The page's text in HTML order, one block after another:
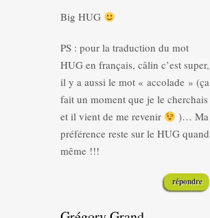
Big HUG
PS : pour la traduction du mot
HUG en français, câlin c’est super,
il y a aussi le mot « accolade » (ça
fait un moment que je le cherchais
et il vient de me revenir
)… Ma
préférence reste sur le HUG quand
même !!!
répondre